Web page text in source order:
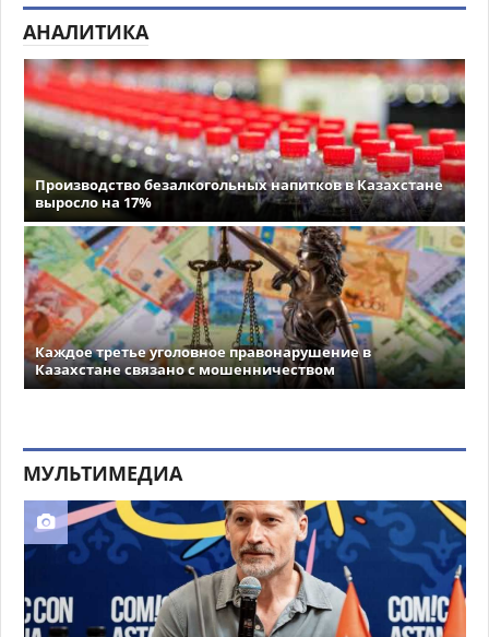
АНАЛИТИКА
Производство безалкогольных напитков в Казахстане
выросло на 17%
Каждое третье уголовное правонарушение в
Казахстане связано с мошенничеством
МУЛЬТИМЕДИА